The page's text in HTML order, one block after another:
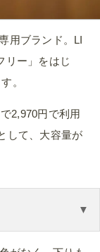
用ブランド。LI
リー」をはじ
。
2,970円で利用
して、大容量が